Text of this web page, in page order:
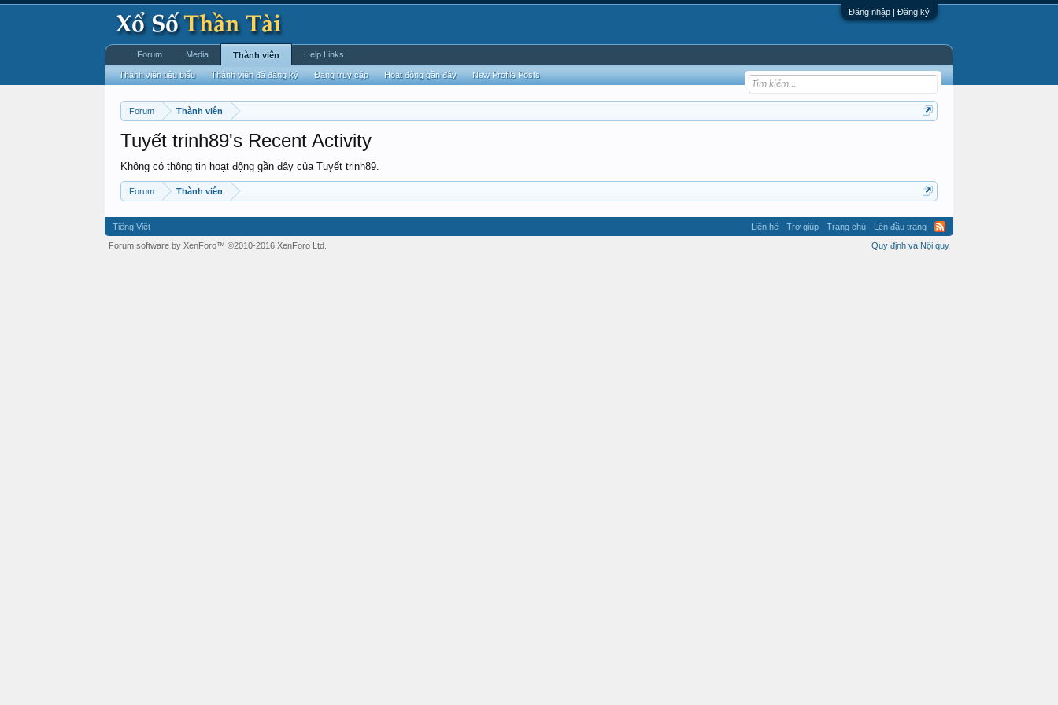
Đăng nhập | Đăng ký
Forum Thành viên
Tuyết trinh89's Recent Activity
Không có thông tin hoạt động gần đây của Tuyết trinh89.
Forum Thành viên
Forum Media Thành viên
Thành viên tiêu biểu Thành viên đã đăng ký Đang truy cập Hoạt động gần đây New Profile Posts
Help Links
Tiếng Việt Liên hệ Trợ giúp Trang chủ
Lên đầu trang
Quy định và Nội quy
Forum software by XenForo™ ©2010-2016 XenForo Ltd.